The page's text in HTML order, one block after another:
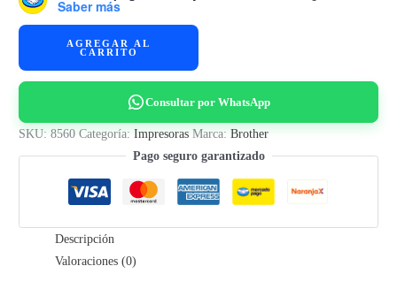
Saber más
Impresora
Multifunción
Brother
T420W
AGREGAR AL
CARRITO
Consultar por WhatsApp
SKU:8560 Categoría:Impresoras Marca:Brother
Pago seguro garantizado
Descripción
Valoraciones (0)